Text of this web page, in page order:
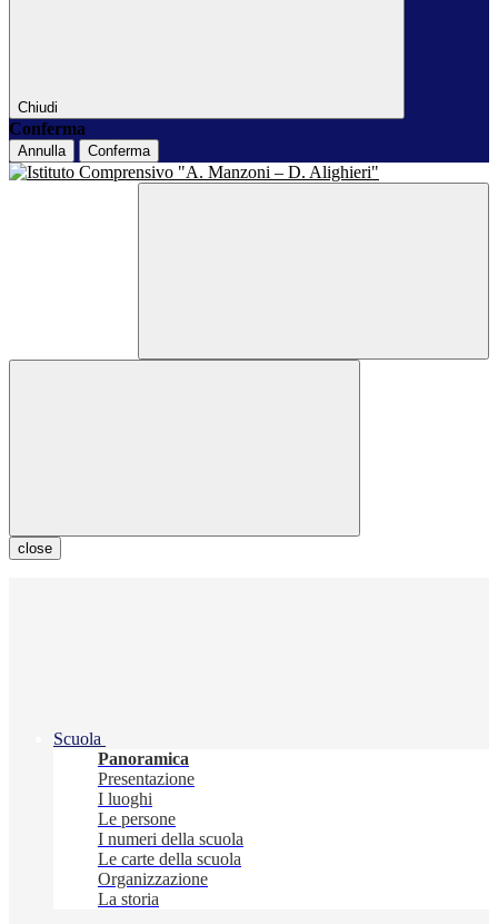
Chiudi
Conferma
Annulla Conferma
close
Scuola
Panoramica
Presentazione
I luoghi
Le persone
I numeri della scuola
Le carte della scuola
Organizzazione
La storia